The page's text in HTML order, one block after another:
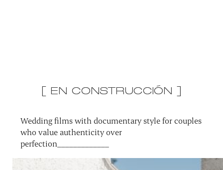
[ EN CONSTRUCCIÓN ]
Wedding films with documentary style for couples
who value authenticity over
perfection_____________